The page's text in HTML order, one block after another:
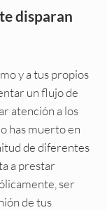
disparan
y a tus propios
un flujo de
atención a los
has muerto en
de diferentes
a prestar
ser
de tus